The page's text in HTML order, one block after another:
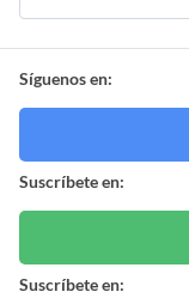
Síguenos en:
Suscríbete en:
Suscríbete en: